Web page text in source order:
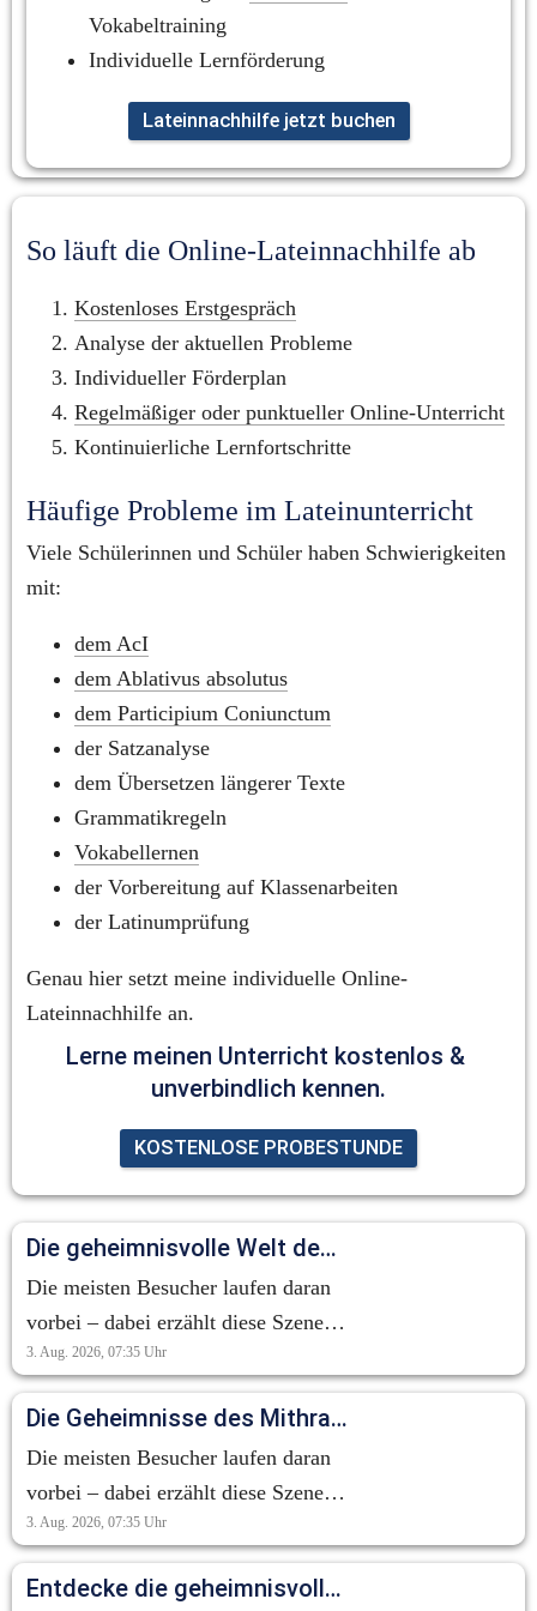
Vokabeltraining
Individuelle Lernförderung
Lateinnachhilfe jetzt buchen
So läuft die Online-Lateinnachhilfe ab
Kostenloses Erstgespräch
Analyse der aktuellen Probleme
Individueller Förderplan
Regelmäßiger oder punktueller Online-Unterricht
Kontinuierliche Lernfortschritte
Häufige Probleme im Lateinunterricht
Viele Schülerinnen und Schüler haben Schwierigkeiten
mit:
dem AcI
dem Ablativus absolutus
dem Participium Coniunctum
der Satzanalyse
dem Übersetzen längerer Texte
Grammatikregeln
Vokabellernen
der Vorbereitung auf Klassenarbeiten
der Latinumprüfung
Genau hier setzt meine individuelle Online-
Lateinnachhilfe an.
Lerne meinen Unterricht kostenlos &
unverbindlich kennen.
KOSTENLOSE PROBESTUNDE
Die geheimnisvolle Welt des Mithraskults: Ein Blick auf die Tauroktonie
Die meisten Besucher laufen daran
vorbei – dabei erzählt diese Szene
eine der geheimnisvollsten
Geschichten der Antike. Die
sogenannte Tauroktonie zeigt den
Gott Mithras bei der Opferung eines
Stiers. Doch es geht hier nicht um
Gewalt. Für die Anhänger des
Mithraskults symbolisierte diese
Szene neues Leben, Fruchtbarkeit
3. Aug. 2026, 07:35 Uhr
Die Geheimnisse des Mithraskults: Eine antike Erzählung im Verborgenen
Die meisten Besucher laufen daran
vorbei – dabei erzählt diese Szene
eine der geheimnisvollsten
Geschichten der Antike. Die
sogenannte Tauroktonie zeigt den
3. Aug. 2026, 07:35 Uhr
Entdecke die geheimnisvolle Welt des Mithraskults!